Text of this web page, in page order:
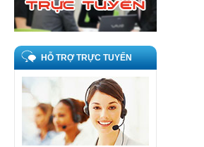
HỖ TRỢ TRỰC TUYẾN